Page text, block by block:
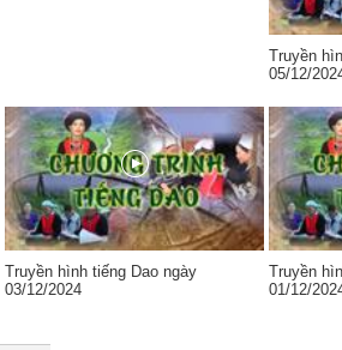
Truyền
05/12/
Truyền hình tiếng Dao ngày
03/12/2024
Truyền
01/12/